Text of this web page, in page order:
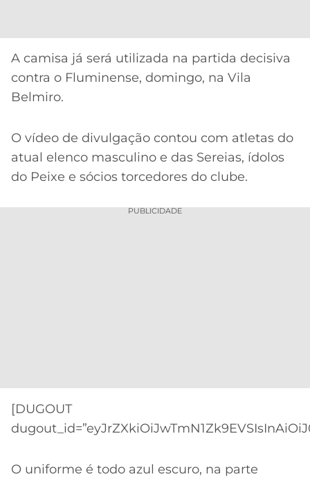
CASSINOS
ONLINE
CASSINOS
ONLINE
2026
VASCO
GRÊMIO
LIGA
DOS
LALIGA
A camisa já será utilizada na partida decisiva
contra o Fluminense, domingo, na Vila
Belmiro.
O vídeo de divulgação contou com atletas do
atual elenco masculino e das Sereias, ídolos
do Peixe e sócios torcedores do clube.
PUBLICIDADE
[DUGOUT
O uniforme é todo azul escuro, na parte